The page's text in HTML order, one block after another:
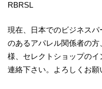
RBRSL
現在、日本でのビジネス
のあるアパレル関係者の
様、セレクトショップの
連絡下さい。よろしくお願